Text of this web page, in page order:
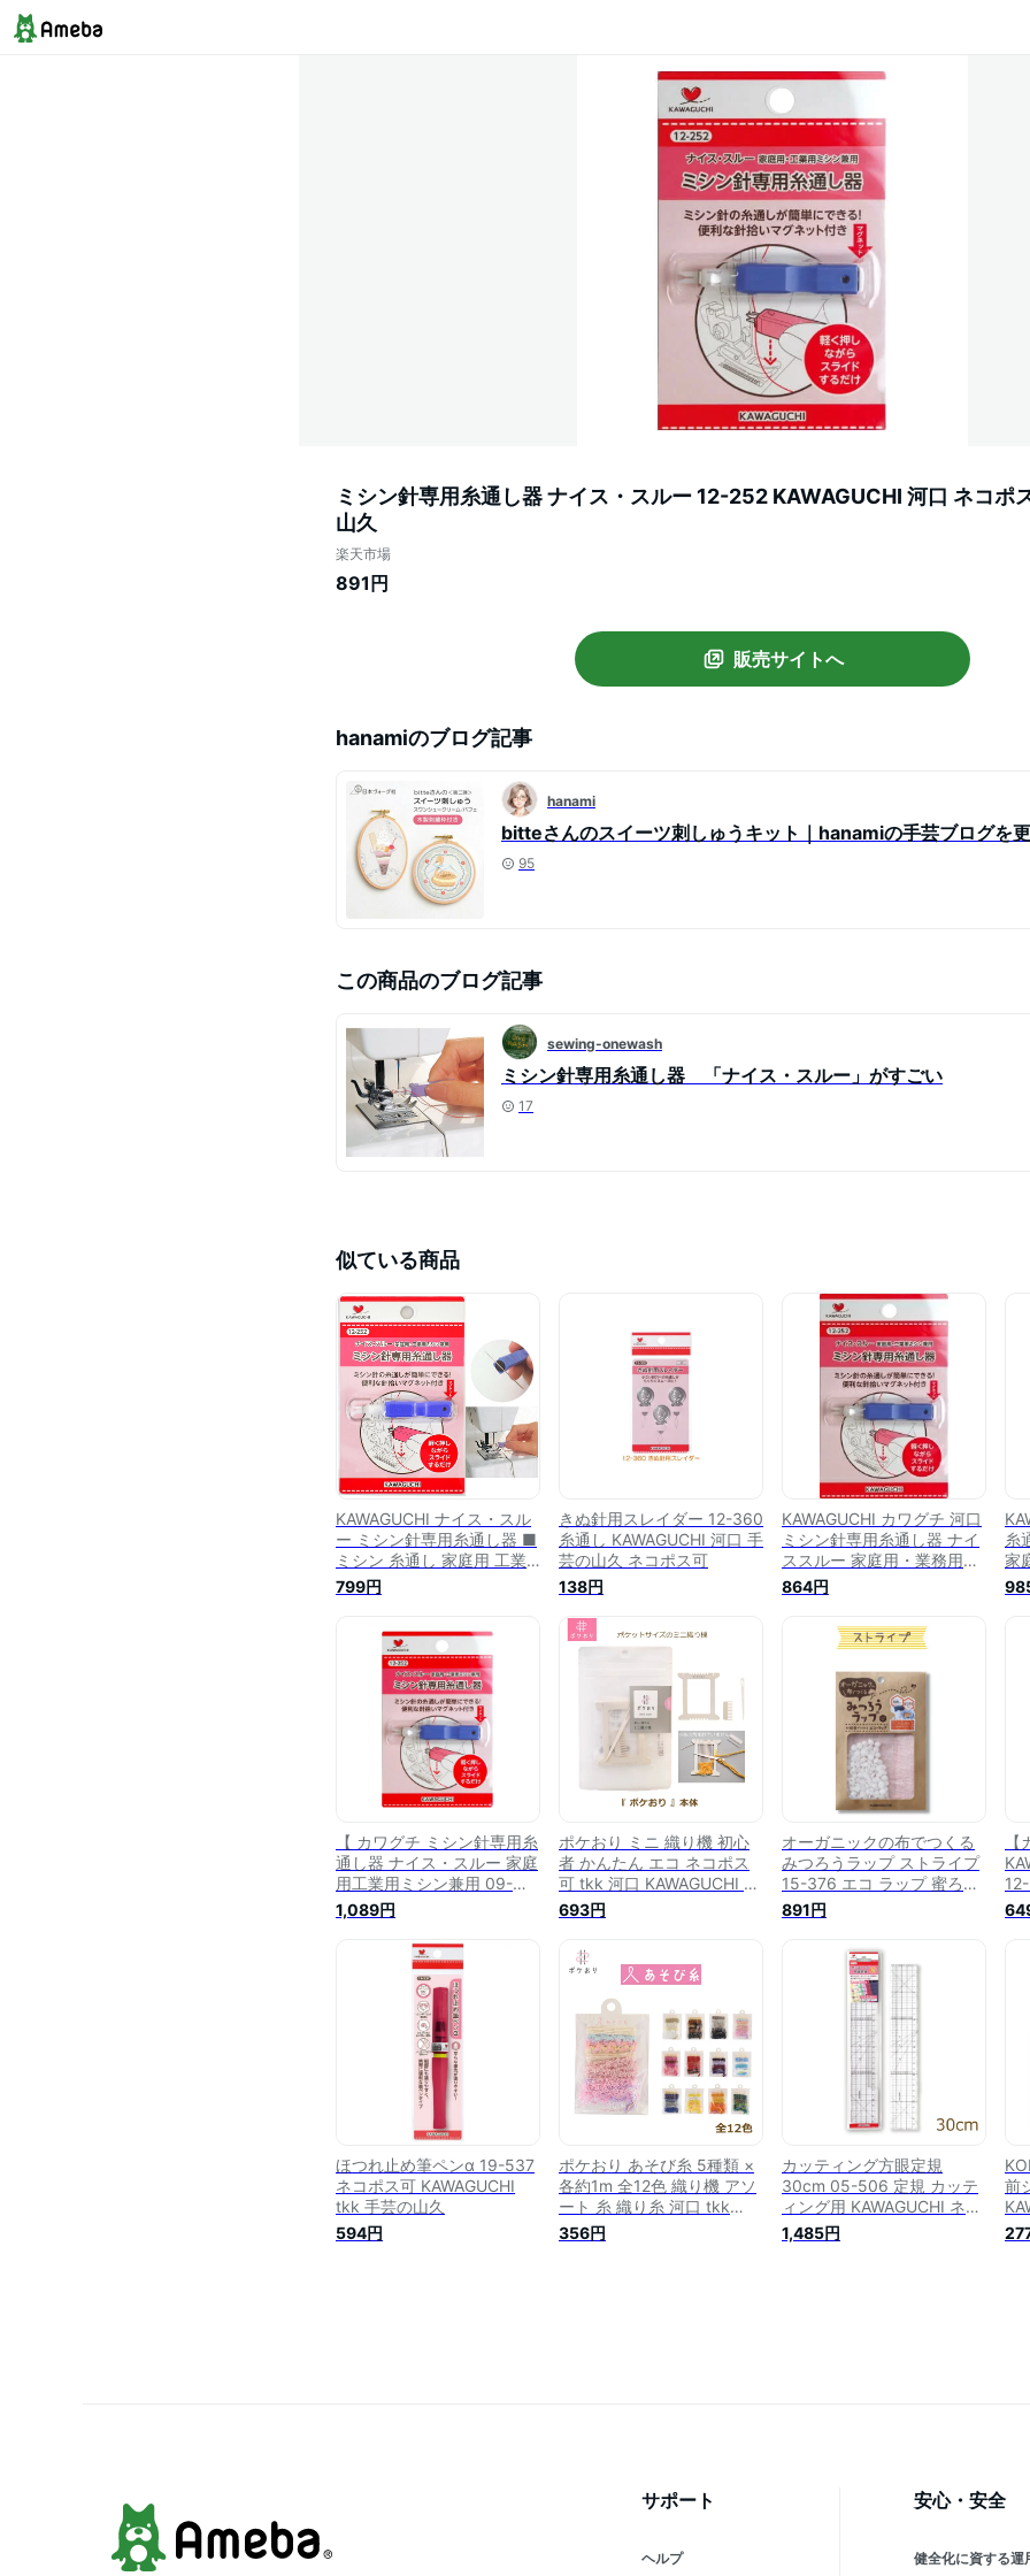
ミシン針専用糸通し器 ナイス・スルー 12-252 KAWAGUCHI 河口 ネコポ
山久
楽天市場
891円
販売サイトへ
hanamiのブログ記事
hanami
bitteさんのスイーツ刺しゅうキット｜hanamiの手芸ブログを
95
この商品のブログ記事
sewing-onewash
ミシン針専用糸通し器 「ナイス・スルー」がすごい
17
似ている商品
KAWAGUCHI ナイス・スル
ー ミシン針専用糸通し器 ■
ミシン 糸通し 家庭用 工業
用 マグネット 針 ソーイン
グ 便利 道具 敬老の日 河口
手作り 12-252 ■
799円
きぬ針用スレイダー 12-360
糸通し KAWAGUCHI 河口 手
芸の山久 ネコポス可
138円
KAWAGUCHI カワグチ 河口
ミシン針専用糸通し器 ナイ
ススルー 家庭用・業務用ミ
シン兼用 12-252 ｜洋裁
yousai ソーイング sewing
手芸 裁縫 ホリウチ ロジ
864円
糸
家
パ
【 カワグチ ミシン針専用糸
通し器 ナイス・スルー 家庭
用工業用ミシン兼用 09-
064 】糸通し ミシン専用
KAWAGUCHI ミシン針 ミシ
ン糸 簡単糸通し 工業用ミシ
ン 家庭用ミシン もやもや解
消 イライラ解消 ミシン作業
洋裁 裁縫 ソーイング 手芸
用品 ノーション ハンドメイ
1,089円
ポケおり ミニ 織り機 初心
者 かんたん エコ ネコポス
可 tkk 河口 KAWAGUCHI 手
芸の山久
693円
オーガニックの布でつくる
みつろうラップ ストライプ
15-376 エコ ラップ 蜜ろう
KAWAGUCHI 河口 手芸の山
久 ネコポス可
891円
ほつれ止め筆ペンα 19-537
ネコポス可 KAWAGUCHI
tkk 手芸の山久
594円
ポケおり あそび糸 5種類 ×
各約1m 全12色 織り機 アソ
ート 糸 織り糸 河口 tkk
KAWAGUCHI ネコポス可 手
芸の山久
356円
カッティング方眼定規
30cm 05-506 定規 カッテ
ィング用 KAWAGUCHI ネコ
ポス可 手芸の山久
1,485円
前
サポート
ヘルプ
安心・安全
健全化に資する運